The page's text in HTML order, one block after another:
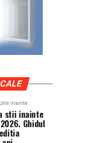
inainte
stii inainte
Ghidul